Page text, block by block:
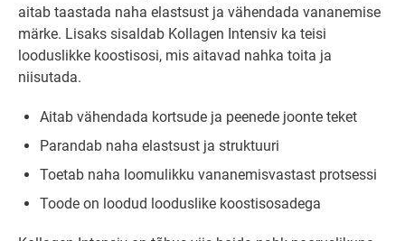
aitab taastada naha elastsust ja vähendada vananemise
märke. Lisaks sisaldab Kollagen Intensiv ka teisi
looduslikke koostisosi, mis aitavad nahka toita ja
niisutada.
Aitab vähendada kortsude ja peenede joonte teket
Parandab naha elastsust ja struktuuri
Toetab naha loomulikku vananemisvastast protsessi
Toode on loodud looduslike koostisosadega